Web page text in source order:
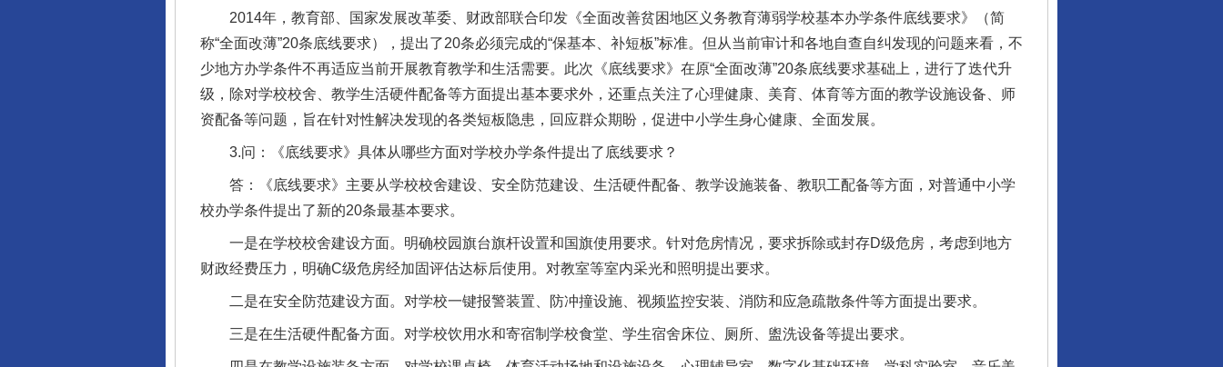
2014年，教育部、国家发展改革委、财政部联合印发《全面改善贫困地区义务教育薄弱学校基本办学条件底线要求》（简
称“全面改薄”20条底线要求），提出了20条必须完成的“保基本、补短板”标准。但从当前审计和各地自查自纠发现的问题来看，不
少地方办学条件不再适应当前开展教育教学和生活需要。此次《底线要求》在原“全面改薄”20条底线要求基础上，进行了迭代升
级，除对学校校舍、教学生活硬件配备等方面提出基本要求外，还重点关注了心理健康、美育、体育等方面的教学设施设备、师
资配备等问题，旨在针对性解决发现的各类短板隐患，回应群众期盼，促进中小学生身心健康、全面发展。
3.问：《底线要求》具体从哪些方面对学校办学条件提出了底线要求？
答：《底线要求》主要从学校校舍建设、安全防范建设、生活硬件配备、教学设施装备、教职工配备等方面，对普通中小学
校办学条件提出了新的20条最基本要求。
一是在学校校舍建设方面。明确校园旗台旗杆设置和国旗使用要求。针对危房情况，要求拆除或封存D级危房，考虑到地方
财政经费压力，明确C级危房经加固评估达标后使用。对教室等室内采光和照明提出要求。
二是在安全防范建设方面。对学校一键报警装置、防冲撞设施、视频监控安装、消防和应急疏散条件等方面提出要求。
三是在生活硬件配备方面。对学校饮用水和寄宿制学校食堂、学生宿舍床位、厕所、盥洗设备等提出要求。